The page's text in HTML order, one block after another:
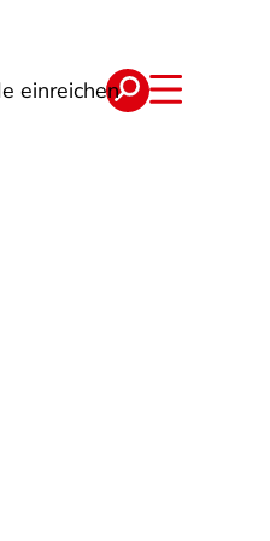
einreichen
Ernährung